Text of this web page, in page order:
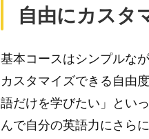
自由にカスタ
基本コースはシンプルな
カスタマイズできる自由
語だけを学びたい」とい
んで自分の英語力にさら